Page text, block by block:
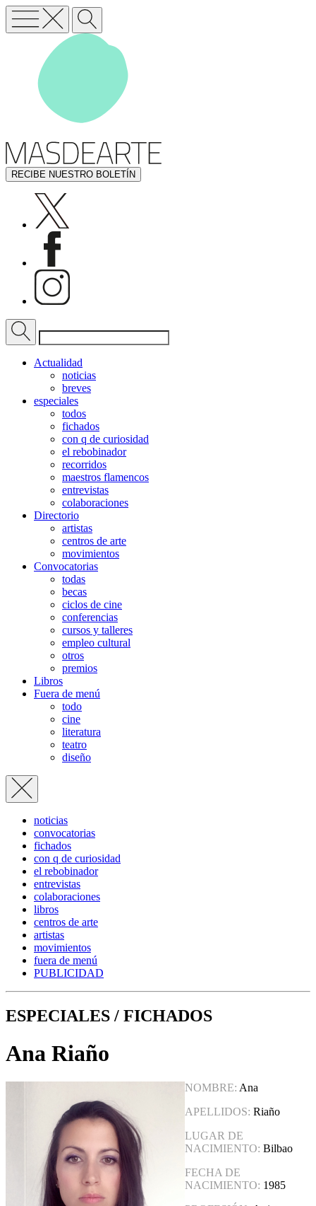
RECIBE NUESTRO BOLETÍN
Actualidad
noticias
breves
especiales
todos
fichados
con q de curiosidad
el rebobinador
recorridos
maestros flamencos
entrevistas
colaboraciones
Directorio
artistas
centros de arte
movimientos
Convocatorias
todas
becas
ciclos de cine
conferencias
cursos y talleres
empleo cultural
otros
premios
Libros
Fuera de menú
todo
cine
literatura
teatro
diseño
noticias
convocatorias
fichados
con q de curiosidad
el rebobinador
entrevistas
colaboraciones
libros
centros de arte
artistas
movimientos
fuera de menú
PUBLICIDAD
ESPECIALES / FICHADOS
Ana Riaño
NOMBRE: Ana
APELLIDOS: Riaño
LUGAR DE
NACIMIENTO: Bilbao
FECHA DE
NACIMIENTO: 1985